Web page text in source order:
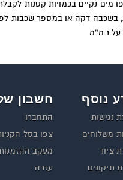
מים נקיים בכמויות קטנות
דקה או במספר שכבות
נוסף
נגישות
משלוחים
ציוד
תיקונים
חשבון
התחברו
צפו בסל
מעקב
עזרה